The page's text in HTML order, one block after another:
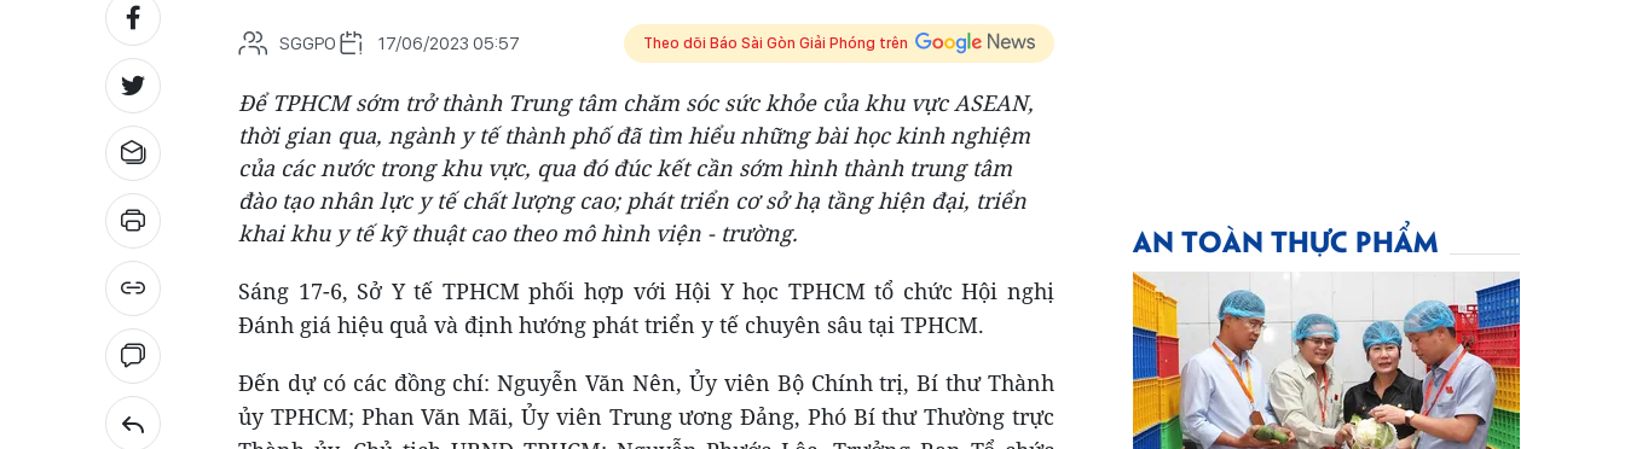
SGGPO 17/06/2023 05:57 Theo dõi Báo Sài Gòn Giải Phóng trên
Để TPHCM sớm trở thành Trung tâm chăm sóc sức khỏe của khu vực ASEAN,
thời gian qua, ngành y tế thành phố đã tìm hiểu những bài học kinh nghiệm
của các nước trong khu vực, qua đó đúc kết cần sớm hình thành trung tâm
đào tạo nhân lực y tế chất lượng cao; phát triển cơ sở hạ tầng hiện đại, triển
khai khu y tế kỹ thuật cao theo mô hình viện - trường.
Sáng 17-6, Sở Y tế TPHCM phối hợp với Hội Y học TPHCM tổ chức Hội nghị
Đánh giá hiệu quả và định hướng phát triển y tế chuyên sâu tại TPHCM.
Đến dự có các đồng chí: Nguyễn Văn Nên, Ủy viên Bộ Chính trị, Bí thư Thành
ủy TPHCM; Phan Văn Mãi, Ủy viên Trung ương Đảng, Phó Bí thư Thường trực
AN TOÀN THỰC PHẨM